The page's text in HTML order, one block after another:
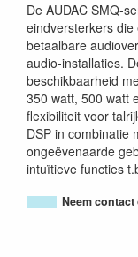
De AUDAC SMQ-
eindversterkers
betaalbare
audio-installaties.
beschikbaarheid
350 watt, 500 watt
flexibiliteit voor
DSP in combinatie
ongeëvenaarde
intuïtieve functies
Neem